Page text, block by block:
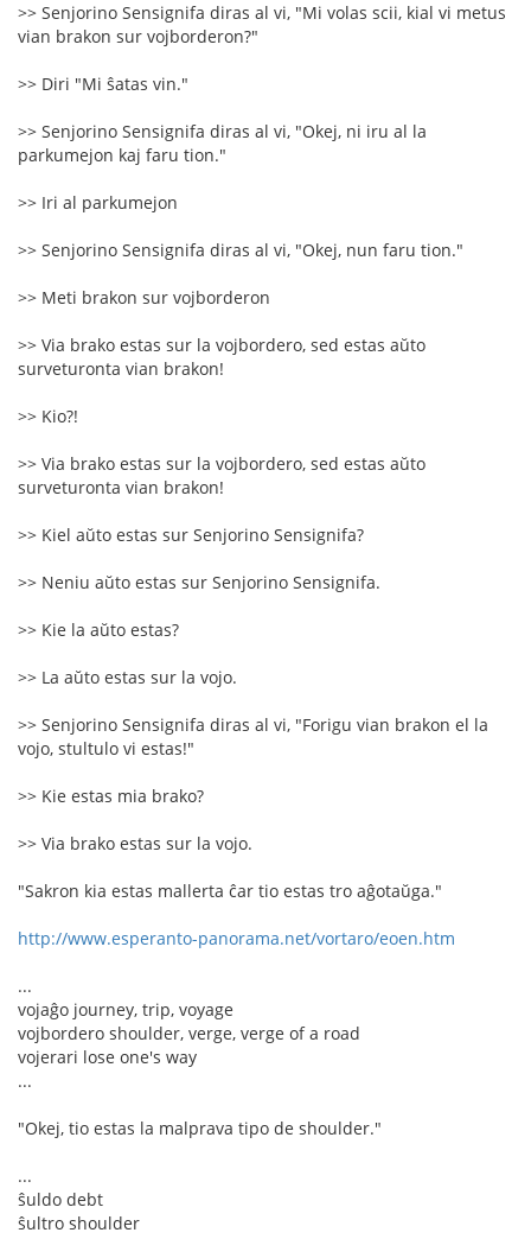
>> Senjorino Sensignifa diras al vi, "Mi volas scii, kial vi metus
vian brakon sur vojborderon?"
>> Diri "Mi ŝatas vin."
>> Senjorino Sensignifa diras al vi, "Okej, ni iru al la
parkumejon kaj faru tion."
>> Iri al parkumejon
>> Senjorino Sensignifa diras al vi, "Okej, nun faru tion."
>> Meti brakon sur vojborderon
>> Via brako estas sur la vojbordero, sed estas aŭto
surveturonta vian brakon!
>> Kio?!
>> Via brako estas sur la vojbordero, sed estas aŭto
surveturonta vian brakon!
>> Kiel aŭto estas sur Senjorino Sensignifa?
>> Neniu aŭto estas sur Senjorino Sensignifa.
>> Kie la aŭto estas?
>> La aŭto estas sur la vojo.
>> Senjorino Sensignifa diras al vi, "Forigu vian brakon el la
vojo, stultulo vi estas!"
>> Kie estas mia brako?
>> Via brako estas sur la vojo.
"Sakron kia estas mallerta ĉar tio estas tro aĝotaŭga."
http://www.esperanto-panorama.net/vortaro/eoen.htm
...
vojaĝo journey, trip, voyage
vojbordero shoulder, verge, verge of a road
vojerari lose one's way
...
"Okej, tio estas la malprava tipo de shoulder."
...
ŝuldo debt
ŝultro shoulder